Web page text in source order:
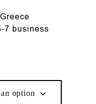
7 business
option